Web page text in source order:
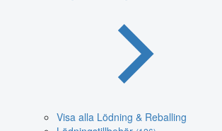
Visa alla Lödning & Reballing